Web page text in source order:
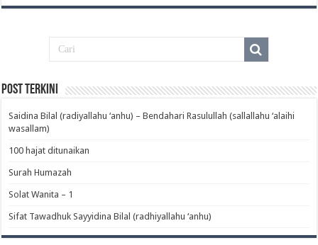
Post Terkini
Saidina Bilal (radiyallahu ‘anhu) – Bendahari Rasulullah (sallallahu ‘alaihi
wasallam)‎
100 hajat ditunaikan
Surah Humazah
Solat Wanita – 1
Sifat Tawadhuk Sayyidina Bilal (radhiyallahu ‘anhu)‎